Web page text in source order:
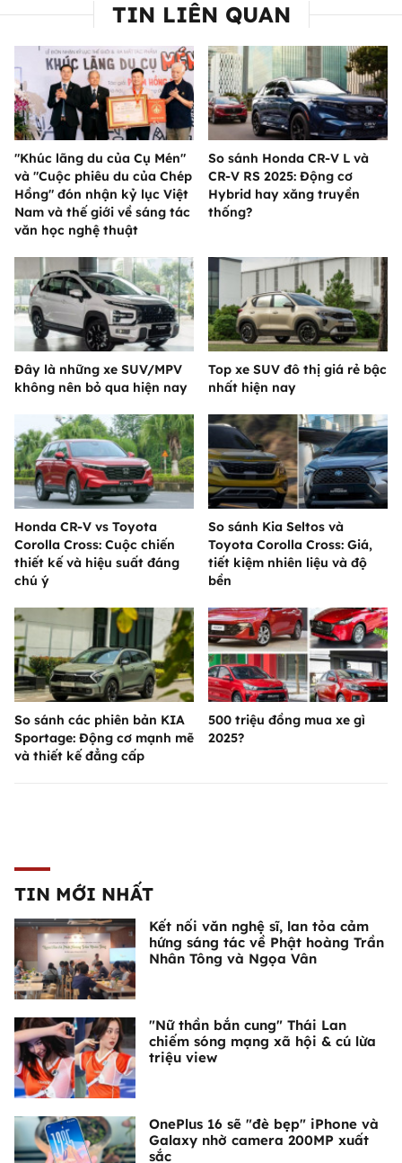
TIN LIÊN QUAN
"Khúc lãng du của Cụ Mén"
và "Cuộc phiêu du của Chép
Hồng" đón nhận kỷ lục Việt
Nam và thế giới về sáng tác
văn học nghệ thuật
So sánh Honda CR-V L và
CR-V RS 2025: Động cơ
Hybrid hay xăng truyền
thống?
Đây là những xe SUV/MPV
không nên bỏ qua hiện nay
Top xe SUV đô thị giá rẻ bậc
nhất hiện nay
Honda CR-V vs Toyota
Corolla Cross: Cuộc chiến
thiết kế và hiệu suất đáng
chú ý
So sánh Kia Seltos và
Toyota Corolla Cross: Giá,
tiết kiệm nhiên liệu và độ
bền
So sánh các phiên bản KIA
Sportage: Động cơ mạnh mẽ
và thiết kế đẳng cấp
500 triệu đồng mua xe gì
2025?
TIN MỚI NHẤT
Kết nối văn nghệ sĩ, lan tỏa cảm
hứng sáng tác về Phật hoàng Trần
Nhân Tông và Ngọa Vân
"Nữ thần bắn cung" Thái Lan
chiếm sóng mạng xã hội & cú lừa
triệu view
OnePlus 16 sẽ "đè bẹp" iPhone và
Galaxy nhờ camera 200MP xuất
sắc